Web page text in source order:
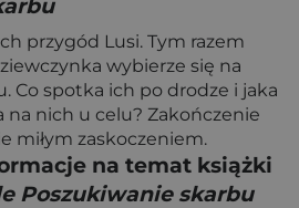
przygód Lusi. Tym razem
wybierze się na
Co spotka ich po drodze i jaka
na nich u celu? Zakończenie
miłym zaskoczeniem.
na temat książki
Poszukiwanie skarbu